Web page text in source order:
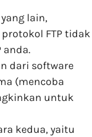
lain,
FTP tidak
anda.
dari software
(mencoba
untuk
kedua, yaitu